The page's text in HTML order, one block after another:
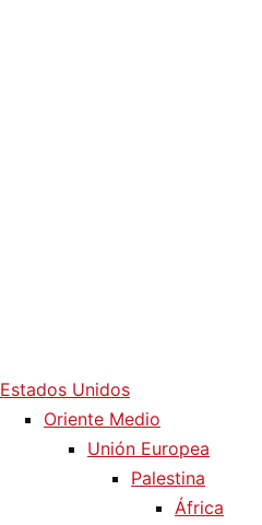
Estados Unidos
Oriente Medio
Unión Europea
Palestina
África